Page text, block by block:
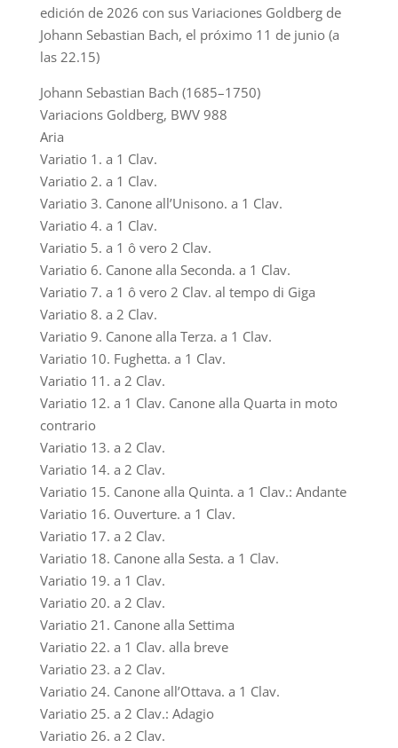
edición de 2026 con sus Variaciones Goldberg de
Johann Sebastian Bach, el próximo 11 de junio (a
las 22.15)
Johann Sebastian Bach (1685–1750)
Variacions Goldberg, BWV 988
Aria
Variatio 1. a 1 Clav.
Variatio 2. a 1 Clav.
Variatio 3. Canone all’Unisono. a 1 Clav.
Variatio 4. a 1 Clav.
Variatio 5. a 1 ô vero 2 Clav.
Variatio 6. Canone alla Seconda. a 1 Clav.
Variatio 7. a 1 ô vero 2 Clav. al tempo di Giga
Variatio 8. a 2 Clav.
Variatio 9. Canone alla Terza. a 1 Clav.
Variatio 10. Fughetta. a 1 Clav.
Variatio 11. a 2 Clav.
Variatio 12. a 1 Clav. Canone alla Quarta in moto
contrario
Variatio 13. a 2 Clav.
Variatio 14. a 2 Clav.
Variatio 15. Canone alla Quinta. a 1 Clav.: Andante
Variatio 16. Ouverture. a 1 Clav.
Variatio 17. a 2 Clav.
Variatio 18. Canone alla Sesta. a 1 Clav.
Variatio 19. a 1 Clav.
Variatio 20. a 2 Clav.
Variatio 21. Canone alla Settima
Variatio 22. a 1 Clav. alla breve
Variatio 23. a 2 Clav.
Variatio 24. Canone all’Ottava. a 1 Clav.
Variatio 25. a 2 Clav.: Adagio
Variatio 26. a 2 Clav.